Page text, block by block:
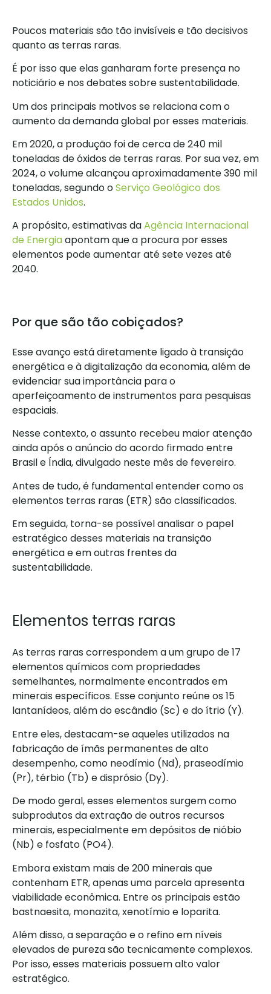
Poucos materiais são tão invisíveis e tão decisivos
quanto as terras raras.
É por isso que elas ganharam forte presença no
noticiário e nos debates sobre sustentabilidade.
Um dos principais motivos se relaciona com o
aumento da demanda global por esses materiais.
Em 2020, a produção foi de cerca de 240 mil
toneladas de óxidos de terras raras. Por sua vez, em
2024, o volume alcançou aproximadamente 390 mil
toneladas, segundo oServiço Geológico dos
Estados Unidos.
A propósito, estimativas daAgência Internacional
de Energiaapontam que a procura por esses
elementos pode aumentar até sete vezes até
2040.
Por que são tão cobiçados?
Esse avanço está diretamente ligado à transição
energética e à digitalização da economia, além de
evidenciar sua importância para o
aperfeiçoamento de instrumentos para pesquisas
espaciais.
Nesse contexto, o assunto recebeu maior atenção
ainda após o anúncio do acordo firmado entre
Brasil e Índia, divulgado neste mês de fevereiro.
Antes de tudo, é fundamental entender como os
elementos terras raras (ETR) são classificados.
Em seguida, torna-se possível analisar o papel
estratégico desses materiais na transição
energética e em outras frentes da
sustentabilidade.
Elementos terras raras
As terras raras correspondem a um grupo de 17
elementos químicos com propriedades
semelhantes, normalmente encontrados em
minerais específicos. Esse conjunto reúne os 15
lantanídeos, além do escândio (Sc) e do ítrio (Y).
Entre eles, destacam-se aqueles utilizados na
fabricação de ímãs permanentes de alto
desempenho, como neodímio (Nd), praseodímio
(Pr), térbio (Tb) e disprósio (Dy).
De modo geral, esses elementos surgem como
subprodutos da extração de outros recursos
minerais, especialmente em depósitos de nióbio
(Nb) e fosfato (PO4).
Embora existam mais de 200 minerais que
contenham ETR, apenas uma parcela apresenta
viabilidade econômica. Entre os principais estão
bastnaesita, monazita, xenotímio e loparita.
Além disso, a separação e o refino em níveis
elevados de pureza são tecnicamente complexos.
Por isso, esses materiais possuem alto valor
estratégico.